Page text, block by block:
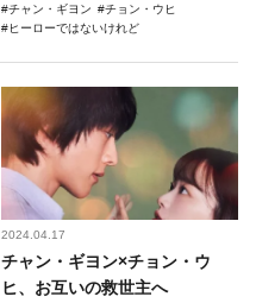
チャン・ギヨン
チョン・ウヒ
ヒーローではないけれど
2024.04.17
チャン・ギヨン×チョン・ウ
ヒ、お互いの救世主へ